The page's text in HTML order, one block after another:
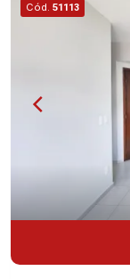
Cód. 51113